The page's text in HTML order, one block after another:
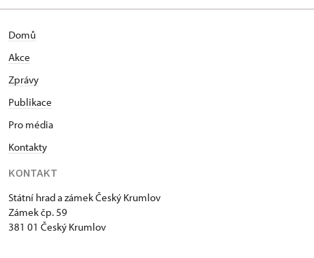
Domů
Akce
Zprávy
Publikace
Pro média
Kontakty
KONTAKT
Státní hrad a zámek Český Krumlov
Zámek čp. 59
381 01 Český Krumlov